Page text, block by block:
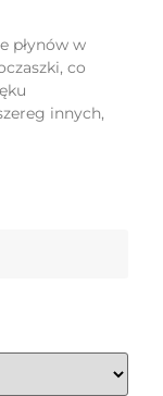
płynów w
co
innych,